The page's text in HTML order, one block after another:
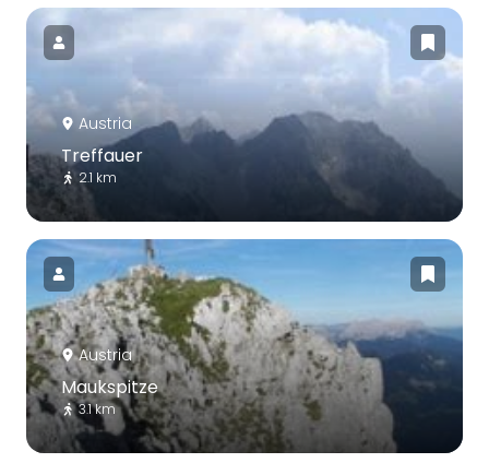
Austria
Treffauer
2.1 km
Austria
Maukspitze
3.1 km